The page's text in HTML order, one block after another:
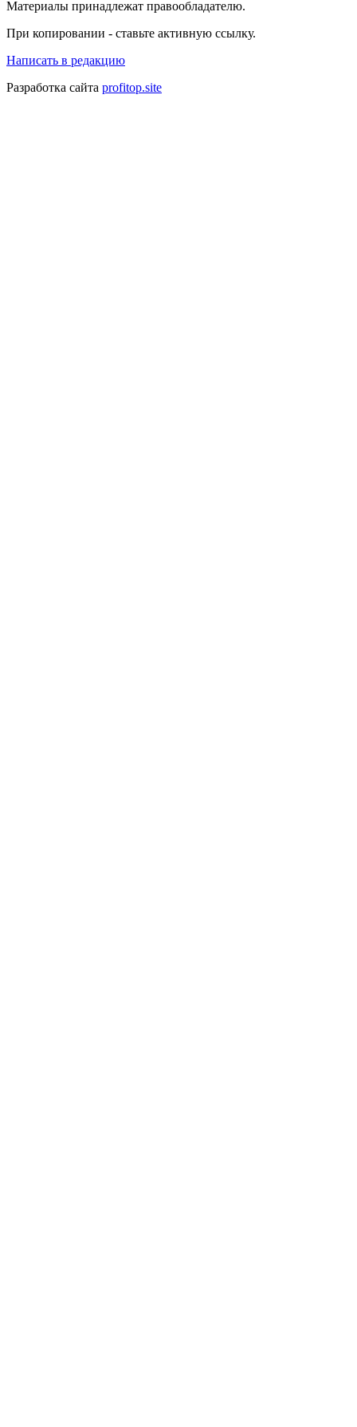
Материалы принадлежат правообладателю.
При копировании - ставьте активную ссылку.
Написать в редакцию
Разработка сайта profitop.site